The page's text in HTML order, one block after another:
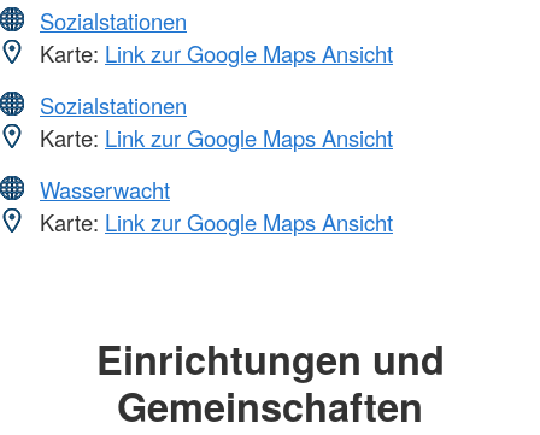
Sozialstationen
Karte: Link zur Google Maps Ansicht
Sozialstationen
Karte: Link zur Google Maps Ansicht
Wasserwacht
Karte: Link zur Google Maps Ansicht
Einrichtungen und
Gemeinschaften